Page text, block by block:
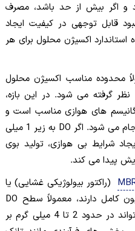
و اگر بیش از حد باشد، مصرف
قابل توجهی در کیفیت ایجاد
اکسیژن محلول برای هر
محدوده مناسب اکسیژن محلول
در نظر گرفته می شود. در این بازه،
های هوازی مناسب است و
تجزیه مواد آلی با راندمان مطلوب انجام می شود. اگر DO به زیر 1 میلی
شرایط بی هوازی، تولید بوی
پیدا می کند.
(راکتور بیولوژیکی غشایی) یا
فرآیندهایی که نیاز به نیتریفیکاسیون کامل دارند، معمولاً سطح DO
بالاتری نیاز است و این مقدار می تواند در حدود 2 تا 4 میلی گرم بر